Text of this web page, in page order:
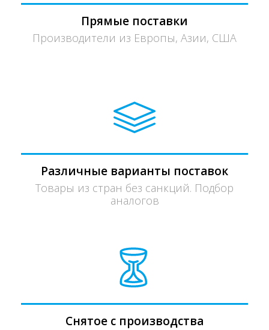
Прямые поставки
Производители из Европы, Азии, США
Различные варианты поставок
Товары из стран без санкций. Подбор
аналогов
Снятое с производства